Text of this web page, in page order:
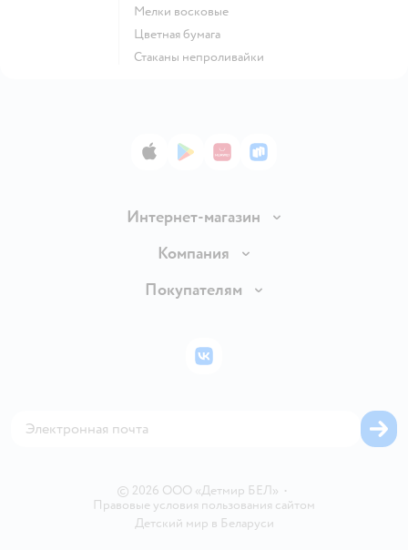
Мелки восковые
Цветная бумага
Стаканы непроливайки
App StoreGoogle Play
AppGallery
RuStore
Интернет-магазин
Доставка и оплата
Правила продажи
Политика использования файлов cookie
Компания
Вакансии
Покупателям
Бонусные карты
© 2026 ООО «Детмир БЕЛ» •
Правовые условия пользования сайтом
Детский мир в Беларуси
ВКонтакте